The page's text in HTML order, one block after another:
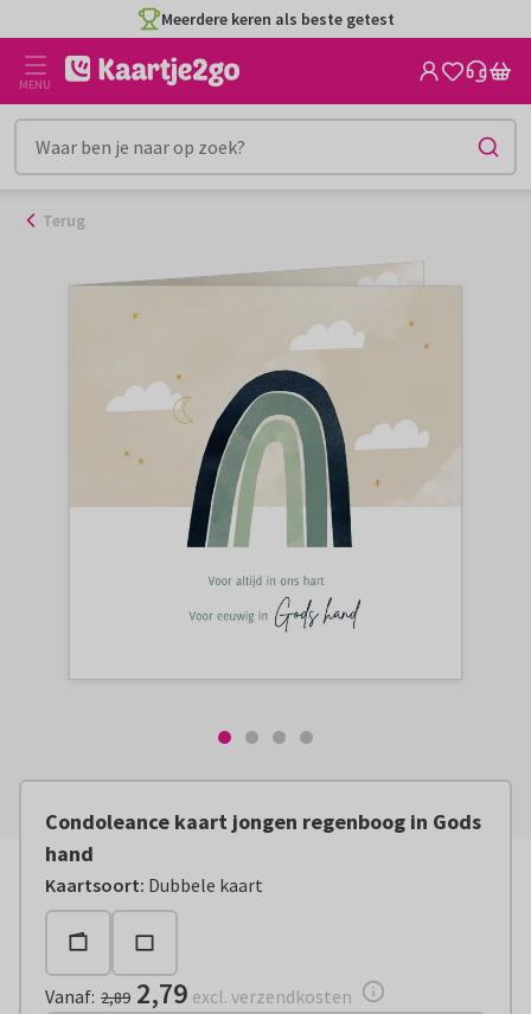
naar
inhoud
Meerdere keren als beste getest
MENU
Terug
Condoleance kaart jongen regenboog in Gods
hand
Kaartsoort: Dubbele kaart
Vanaf:€ 2,79 excl. verzendkosten
Vanaf: 2,89 2,79 excl. verzendkosten